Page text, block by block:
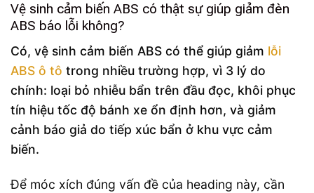
Vệ sinh cảm biến ABS có thật sự giúp giảm đèn
ABS báo lỗi không?
Có, vệ sinh cảm biến ABS có thể giúp giảm lỗi
ABS ô tô trong nhiều trường hợp, vì 3 lý do
chính: loại bỏ nhiễu bẩn trên đầu đọc, khôi phục
tín hiệu tốc độ bánh xe ổn định hơn, và giảm
cảnh báo giả do tiếp xúc bẩn ở khu vực cảm
biến.
Để móc xích đúng vấn đề của heading này, cần